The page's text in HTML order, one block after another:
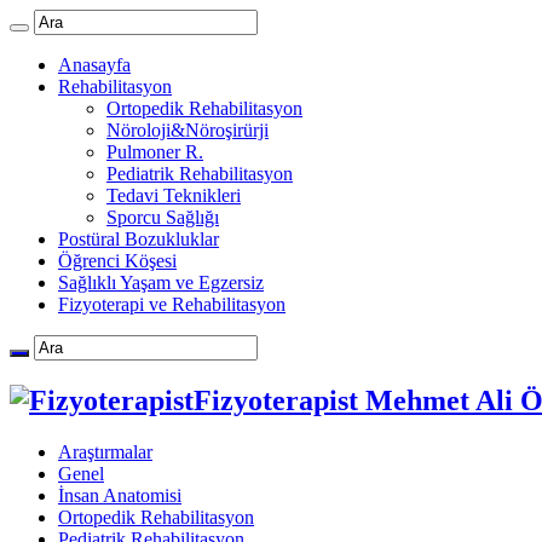
Anasayfa
Rehabilitasyon
Ortopedik Rehabilitasyon
Nöroloji&Nöroşirürji
Pulmoner R.
Pediatrik Rehabilitasyon
Tedavi Teknikleri
Sporcu Sağlığı
Postüral Bozukluklar
Öğrenci Köşesi
Sağlıklı Yaşam ve Egzersiz
Fizyoterapi ve Rehabilitasyon
Fizyoterapist Mehmet Ali
Araştırmalar
Genel
İnsan Anatomisi
Ortopedik Rehabilitasyon